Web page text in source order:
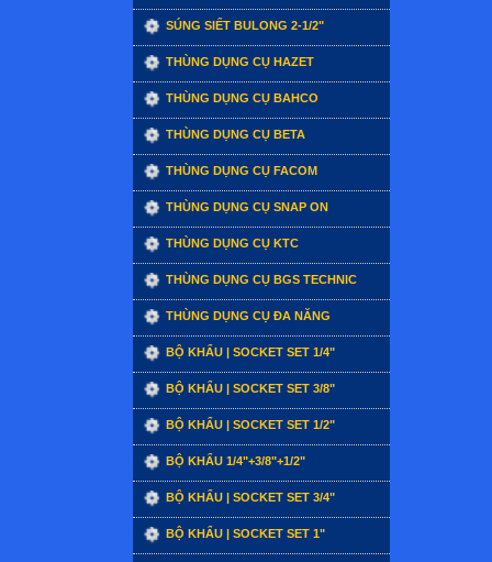
SÚNG SIẾT BULONG 2-1/2"
THÙNG DỤNG CỤ HAZET
THÙNG DỤNG CỤ BAHCO
THÙNG DỤNG CỤ BETA
THÙNG DỤNG CỤ FACOM
THÙNG DỤNG CỤ SNAP ON
THÙNG DỤNG CỤ KTC
THÙNG DỤNG CỤ BGS TECHNIC
THÙNG DỤNG CỤ ĐA NĂNG
BỘ KHẨU | SOCKET SET 1/4"
BỘ KHẨU | SOCKET SET 3/8"
BỘ KHẨU | SOCKET SET 1/2"
BỘ KHẨU 1/4"+3/8"+1/2"
BỘ KHẨU | SOCKET SET 3/4"
BỘ KHẨU | SOCKET SET 1"